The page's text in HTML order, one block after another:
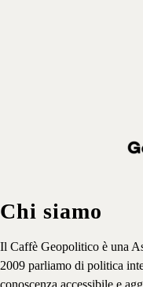
Chi siamo
Il Caffè Geopolitico è una
2009 parliamo di politica
conoscenza accessibile e